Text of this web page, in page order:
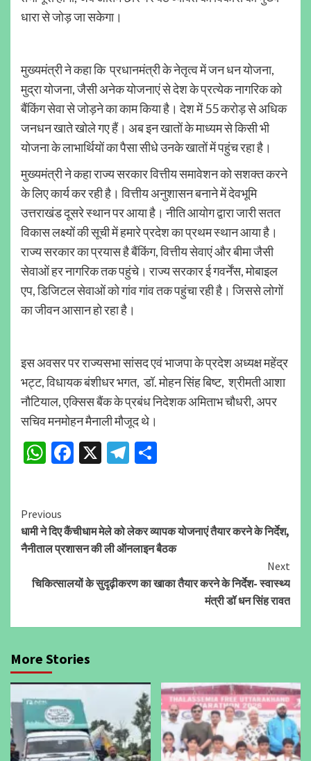
धारा से जोड़ जा सकेगा।
मुख्यमंत्री ने कहा कि प्रधानमंत्री के नेतृत्व में जन धन योजना,
मुद्रा योजना, जैसी अनेक योजनाएं से देश के प्रत्येक नागरिक को
बैंकिंग सेवा से जोड़ने का काम किया है। देश में 55 करोड़ से अधिक
जनधन खाते खोले गए हैं। अब इन खातों के माध्यम से किसी भी
योजना के लाभार्थियों का पैसा सीधे उनके खातों में पहुंच रहा है।
मुख्यमंत्री ने कहा राज्य सरकार वित्तीय समावेशन को सशक्त करने
के लिए कार्य कर रही है। वित्तीय अनुशासन बनाने में देवभूमि
उत्तराखंड दूसरे स्थान पर आया है। नीति आयोग द्वारा जारी सतत
विकास लक्ष्यों की सूची में हमारे प्रदेश का प्रथम स्थान आया है।
राज्य सरकार का प्रयास है बैंकिंग, वित्तीय सेवाएं और बीमा जैसी
सेवाओं हर नागरिक तक पहुंचे। राज्य सरकार ई गवर्नेंस, मोबाइल
एप, डिजिटल सेवाओं को गांव गांव तक पहुंचा रही है। जिससे लोगों
का जीवन आसान हो रहा है।
इस अवसर पर राज्यसभा सांसद एवं भाजपा के प्रदेश अध्यक्ष महेंद्र
भट्ट, विधायक बंशीधर भगत, डॉ. मोहन सिंह बिष्ट, श्रीमती आशा
नौटियाल, एक्सिस बैंक के प्रबंध निदेशक अमिताभ चौधरी, अपर
सचिव मनमोहन मैनाली मौजूद थे।
WhatsApp
Facebook
X Telegram
Continue
Reading
Previous
धामी ने दिए कैंचीधाम मेले को लेकर व्यापक योजनाएं तैयार करने के निर्देश,
नैनीताल प्रशासन की ली ऑनलाइन बैठक
Next
चिकित्सालयों के सुदृढ़ीकरण का खाका तैयार करने के निर्देश- स्वास्थ्य
मंत्री डॉ धन सिंह रावत
More Stories